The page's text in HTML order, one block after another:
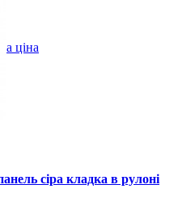
ціна
сіра кладка в рулоні